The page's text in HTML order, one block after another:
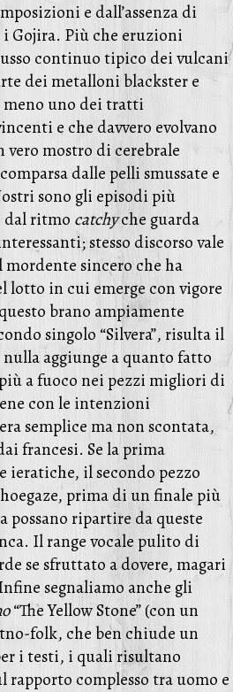
e dall’assenza di
Gojira. Più che eruzioni
continuo tipico dei vulcani
dei metalloni blackster e
meno uno dei tratti
e che davvero evolvano
mostro di cerebrale
dalle pelli smussate e
sono gli episodi più
dal ritmo catchyche guarda
stesso discorso vale
mordente sincero che ha
lotto in cui emerge con vigore
brano ampiamente
singolo “Silvera”, risulta il
aggiunge a quanto fatto
a fuoco nei pezzi migliori di
con le intenzioni
semplice ma non scontata,
francesi. Se la prima
ieratiche, il secondo pezzo
prima di un finale più
possano ripartire da queste
Il range vocale pulito di
se sfruttato a dovere, magari
segnaliamo anche gli
“The Yellow Stone” (con un
folk, che ben chiude un
i testi, i quali risultano
complesso tra uomo e